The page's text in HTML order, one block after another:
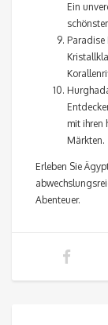
Ein
mit ihren
Märkten.
Erleben Sie
Abenteuer.